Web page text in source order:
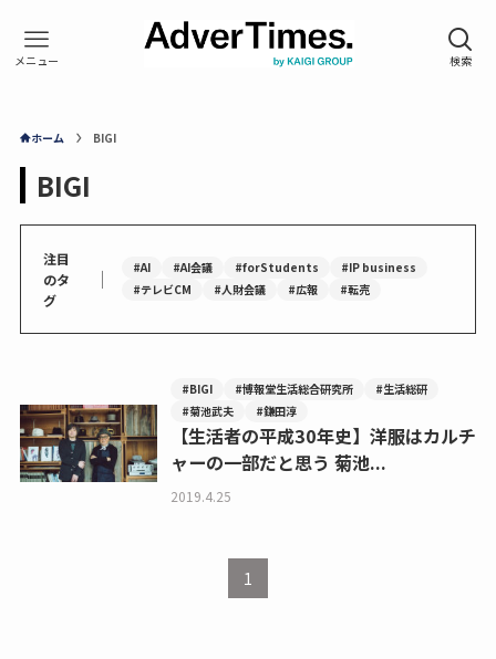
ホーム BIGI
BIGI
注目
のタ
グ
｜ #AI #AI会議 #forStudents
#IP business
#テレビCM
#人財会議 #広報 #転売
#BIGI #博報堂生活総合研究所
#生活総研
#菊池武夫
#鎌田淳
【生活者の平成30年史】洋服はカルチ
ャーの一部だと思う 菊池...
2019.4.25
1